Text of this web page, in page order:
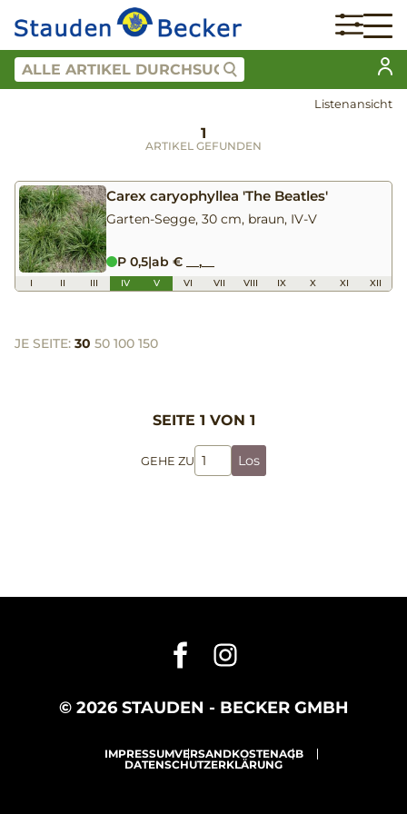
Listenansicht
1
ARTIKEL GEFUNDEN
Carex caryophyllea 'The Beatles'
Garten-Segge, 30 cm, braun, IV-V
P 0,5|ab € __,__
I II III IV V VI VII VIII IX X XI XII
JE SEITE: 30 50 100 150
SEITE 1 VON 1
GEHE ZU Los
© 2026 STAUDEN - BECKER GMBH
IMPRESSUMVERSANDKOSTENAGB
DATENSCHUTZERKLÄRUNG